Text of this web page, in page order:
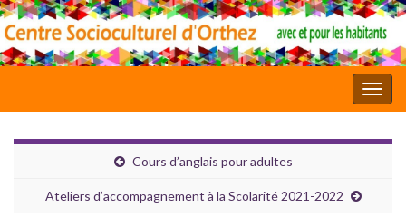
Cours d’anglais pour adultes
Ateliers d’accompagnement à la Scolarité 2021-2022